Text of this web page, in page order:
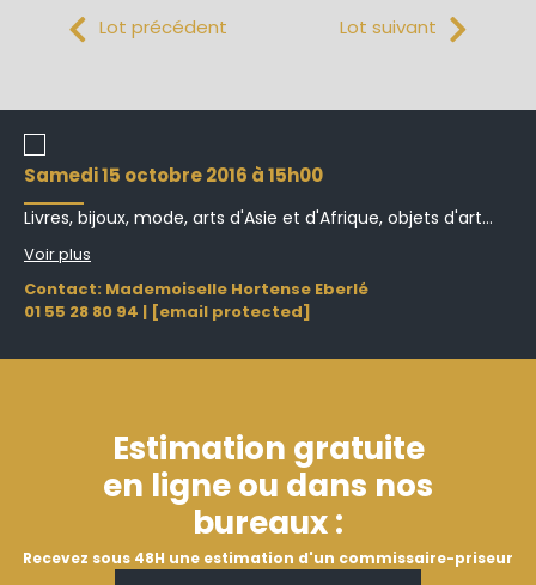
Lot précédent Lot suivant
samedi 15 octobre 2016 à 15h00
Livres, bijoux, mode, arts d'Asie et d'Afrique, objets d'art...
Voir plus
Contact: Mademoiselle Hortense Eberlé
01 55 28 80 94 | [email protected]
Estimation gratuite
en ligne ou dans nos
bureaux :
Recevez sous 48H une estimation d'un commissaire-priseur